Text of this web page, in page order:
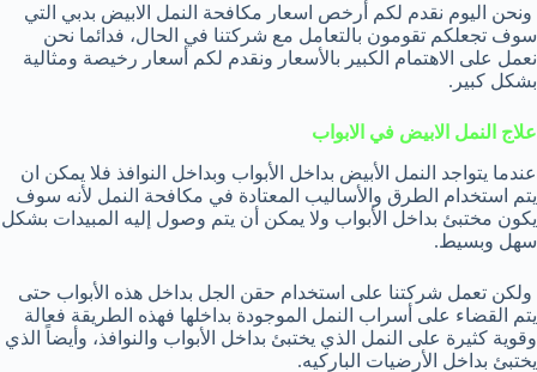
ونحن اليوم نقدم لكم أرخص اسعار مكافحة النمل الابيض بدبي التي
سوف تجعلكم تقومون بالتعامل مع شركتنا في الحال، فدائما نحن
نعمل على الاهتمام الكبير بالأسعار ونقدم لكم أسعار رخيصة ومثالية
بشكل كبير.
علاج النمل الابيض في الابواب
عندما يتواجد النمل الأبيض بداخل الأبواب وبداخل النوافذ فلا يمكن ان
يتم استخدام الطرق والأساليب المعتادة في مكافحة النمل لأنه سوف
يكون مختبئ بداخل الأبواب ولا يمكن أن يتم وصول إليه المبيدات بشكل
سهل وبسيط.
ولكن تعمل شركتنا على استخدام حقن الجل بداخل هذه الأبواب حتى
يتم القضاء على أسراب النمل الموجودة بداخلها فهذه الطريقة فعالة
وقوية كثيرة على النمل الذي يختبئ بداخل الأبواب والنوافذ، وأيضاً الذي
يختبئ بداخل الأرضيات الباركيه.